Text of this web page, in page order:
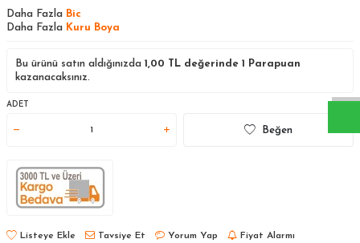
Daha Fazla Bic
Daha Fazla Kuru Boya
Bu ürünü satın aldığınızda 1,00 TL değerinde 1
Parapuan
kazanacaksınız.
ADET
Beğen
Listeye Ekle Tavsiye Et Yorum Yap Fiyat Alarmı